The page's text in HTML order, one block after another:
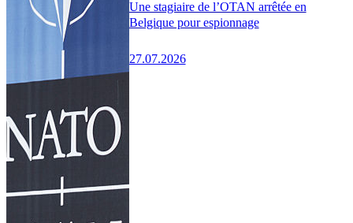
Une stagiaire de l’OTAN arrêtée en
Belgique pour espionnage
27.07.2026